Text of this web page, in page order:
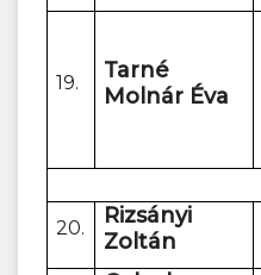
19.
Tarné
Molnár Éva
20.
Rizsányi
Zoltán